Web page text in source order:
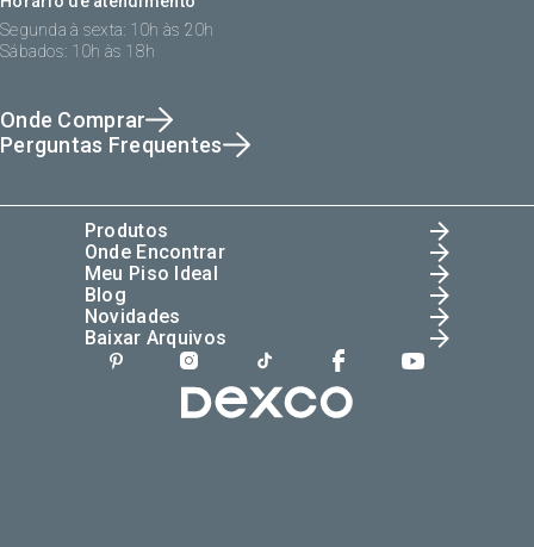
Segunda à sexta: 10h às 20h
Sábados: 10h às 18h
Onde Comprar
Perguntas Frequentes
Produtos
Onde Encontrar
Meu Piso Ideal
Blog
Novidades
Baixar Arquivos